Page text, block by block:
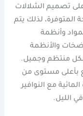
تصميم الشلالات
المتوفرة، لذلك يتم
وأنظمة
والأنظمة
منتظم وجميل.
بأعلى مستوى من
مع النوافير
الليل.